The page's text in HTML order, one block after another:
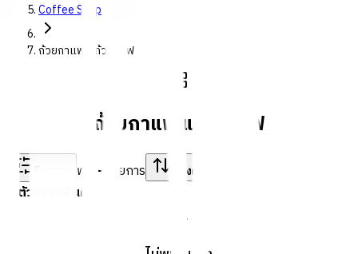
Coffee Shop
ถ้วยกาแฟ แก้วกาแฟ
ถ้วยกาแฟ แก้วกาแฟ
ตัวกรอง พบ - รายการ เรียงตาม
ตัวกรองสินค้า